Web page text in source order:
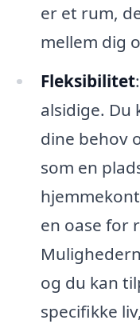
er et rum,
mellem dig
Fleksibilitet
alsidige. Du
dine behov
som en
en oase for
og du kan
specifikke